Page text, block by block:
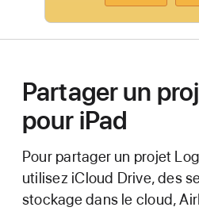
Partager un
pour iPad
Pour partager un projet
utilisez iCloud Drive, des
stockage dans le cloud,